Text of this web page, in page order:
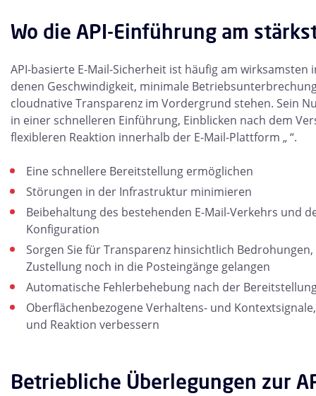
Wo die API-Einführung am
API-basierte E-Mail-Sicherheit ist häufig am wirksamsten
denen Geschwindigkeit, minimale
cloudnative Transparenz im Vordergrund stehen. Sein
in einer schnelleren Einführung, Einblicken nach dem
flexibleren Reaktion innerhalb der E-Mail-Plattform „ “.
Eine schnellere Bereitstellung ermöglichen
Störungen in der Infrastruktur minimieren
Beibehaltung des bestehenden E-Mail-Verkehrs und
Konfiguration
Sorgen Sie für Transparenz hinsichtlich
Zustellung noch in die Posteingänge gelangen
Automatische Fehlerbehebung nach der
Oberflächenbezogene Verhaltens- und
und Reaktion verbessern
Betriebliche Überlegungen zur